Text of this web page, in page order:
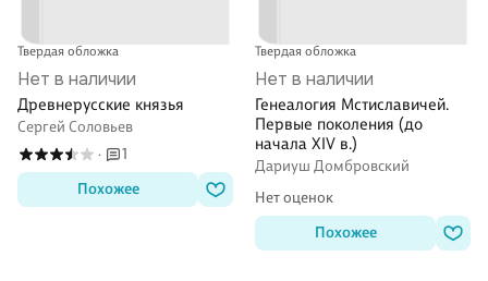
Твердая обложка
Нет в наличии
Древнерусские князья
Сергей Соловьев
·
1
Похожее
Твердая обложка
Нет в наличии
Генеалогия Мстиславичей.
Первые поколения (до
начала XIV в.)
Дариуш Домбровский
Нет оценок
Похожее